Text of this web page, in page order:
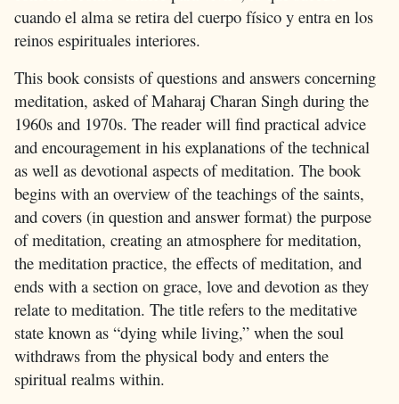
cuando el alma se retira del cuerpo físico y entra en los
reinos espirituales interiores.
This book consists of questions and answers concerning
meditation, asked of Maharaj Charan Singh during the
1960s and 1970s. The reader will find practical advice
and encouragement in his explanations of the technical
as well as devotional aspects of meditation. The book
begins with an overview of the teachings of the saints,
and covers (in question and answer format) the purpose
of meditation, creating an atmosphere for meditation,
the meditation practice, the effects of meditation, and
ends with a section on grace, love and devotion as they
relate to meditation. The title refers to the meditative
state known as “dying while living,” when the soul
withdraws from the physical body and enters the
spiritual realms within.